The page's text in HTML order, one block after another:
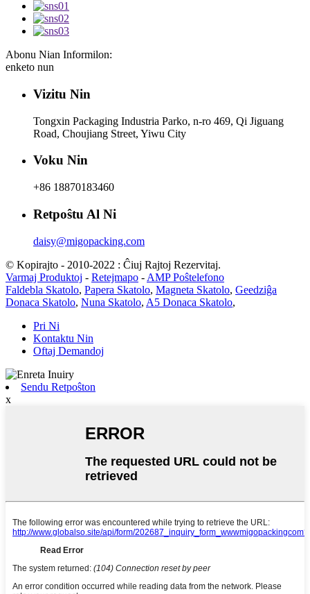
Abonu Nian Informilon:
enketo nun
Vizitu Nin
Tongxin Packaging Industria Parko, n-ro 469, Qi Jiguang
Road, Choujiang Street, Yiwu City
Voku Nin
+86 18870183460
Retpoŝtu Al Ni
daisy@migopacking.com
© Kopirajto - 2010-2022 : Ĉiuj Rajtoj Rezervitaj.
Varmaj Produktoj - Retejmapo - AMP Poŝtelefono
Faldebla Skatolo, Papera Skatolo, Magneta Skatolo, Geedziĝa
Donaca Skatolo, Nuna Skatolo, A5 Donaca Skatolo,
Pri Ni
Kontaktu Nin
Oftaj Demandoj
Sendu Retpoŝton
x